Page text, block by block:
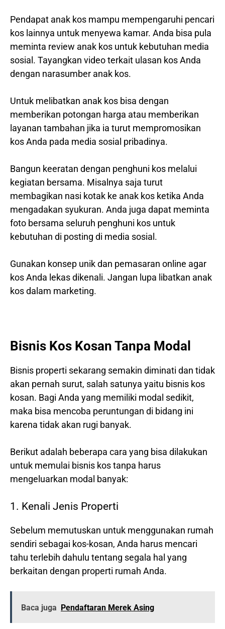
Pendapat anak kos mampu mempengaruhi pencari
kos lainnya untuk menyewa kamar. Anda bisa pula
meminta review anak kos untuk kebutuhan media
sosial. Tayangkan video terkait ulasan kos Anda
dengan narasumber anak kos.
Untuk melibatkan anak kos bisa dengan
memberikan potongan harga atau memberikan
layanan tambahan jika ia turut mempromosikan
kos Anda pada media sosial pribadinya.
Bangun keeratan dengan penghuni kos melalui
kegiatan bersama. Misalnya saja turut
membagikan nasi kotak ke anak kos ketika Anda
mengadakan syukuran. Anda juga dapat meminta
foto bersama seluruh penghuni kos untuk
kebutuhan di posting di media sosial.
Gunakan konsep unik dan pemasaran online agar
kos Anda lekas dikenali. Jangan lupa libatkan anak
kos dalam marketing.
Bisnis Kos Kosan Tanpa Modal
Bisnis properti sekarang semakin diminati dan tidak
akan pernah surut, salah satunya yaitu bisnis kos
kosan. Bagi Anda yang memiliki modal sedikit,
maka bisa mencoba peruntungan di bidang ini
karena tidak akan rugi banyak.
Berikut adalah beberapa cara yang bisa dilakukan
untuk memulai bisnis kos tanpa harus
mengeluarkan modal banyak:
1. Kenali Jenis Properti
Sebelum memutuskan untuk menggunakan rumah
sendiri sebagai kos-kosan, Anda harus mencari
tahu terlebih dahulu tentang segala hal yang
berkaitan dengan properti rumah Anda.
Baca juga Pendaftaran Merek Asing